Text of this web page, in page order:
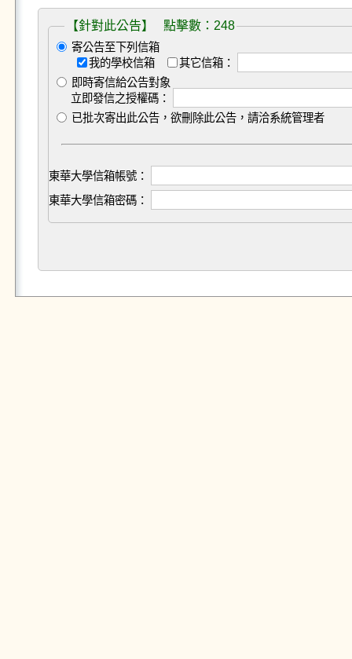
【針對此公告】 點擊數：248
寄公告至下列信箱
我的學校信箱
其它信箱：
即時寄信給公告對象
立即發信之授權碼：
已批次寄出此公告，欲刪除此公告，請洽系統管理者
東華大學信箱帳號：
東華大學信箱密碼：